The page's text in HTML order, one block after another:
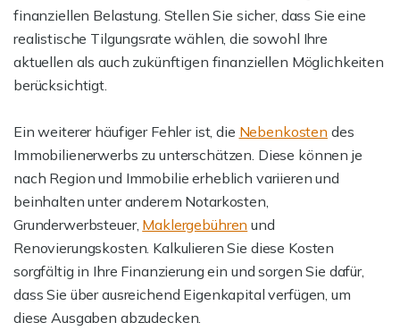
finanziellen Belastung. Stellen Sie sicher, dass Sie eine
realistische Tilgungsrate wählen, die sowohl Ihre
aktuellen als auch zukünftigen finanziellen Möglichkeiten
berücksichtigt.
Ein weiterer häufiger Fehler ist, die Nebenkosten des
Immobilienerwerbs zu unterschätzen. Diese können je
nach Region und Immobilie erheblich variieren und
beinhalten unter anderem Notarkosten,
Grunderwerbsteuer, Maklergebühren und
Renovierungskosten. Kalkulieren Sie diese Kosten
sorgfältig in Ihre Finanzierung ein und sorgen Sie dafür,
dass Sie über ausreichend Eigenkapital verfügen, um
diese Ausgaben abzudecken.